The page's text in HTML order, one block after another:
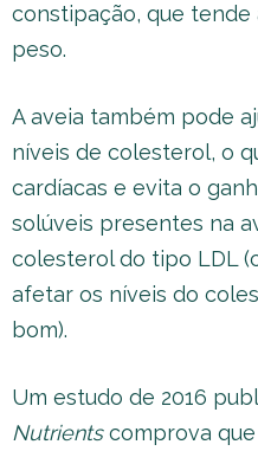
constipação, que
peso.
A aveia também pode
níveis de colesterol, o
cardíacas e evita o
solúveis presentes na
colesterol do tipo LDL
afetar os níveis do
bom).
Um estudo de 2016
Nutrientscomprova que